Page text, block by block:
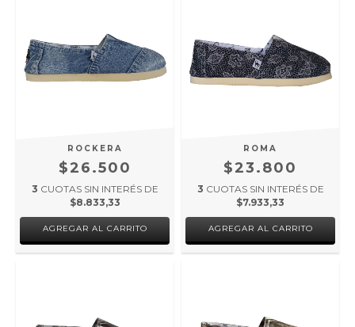
ROCKERA
$26.500
3 CUOTAS SIN INTERÉS DE
$8.833,33
AGREGAR AL CARRITO
ROMA
$23.800
3 CUOTAS SIN INTERÉS DE
$7.933,33
AGREGAR AL CARRITO